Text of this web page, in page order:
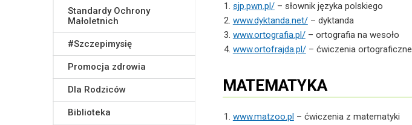
sjp.pwn.pl/– słownik języka polskiego
www.dyktanda.net/– dyktanda
www.ortografia.pl/– ortografia na wesoło
www.ortofrajda.pl/– ćwiczenia ortograficzne
MATEMATYKA
www.matzoo.pl – ćwiczenia z matematyki
Standardy Ochrony
Małoletnich
#Szczepimysię
Promocja zdrowia
Dla Rodziców
Biblioteka